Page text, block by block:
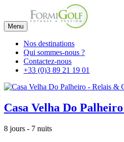
Menu
Nos destinations
Qui sommes-nous ?
Contactez-nous
+33 (0)3 89 21 19 01
Casa Velha Do
8 jours - 7 nuits